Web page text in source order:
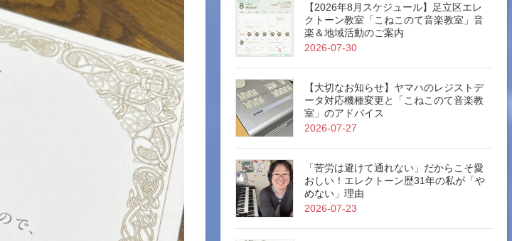
【2026年8月スケジュール】足立区エレ
クトーン教室「こねこのて音楽教室」音
楽＆地域活動のご案内
2026-07-30
【大切なお知らせ】ヤマハのレジストデ
ータ対応機種変更と「こねこのて音楽教
室」のアドバイス
2026-07-27
「苦労は避けて通れない」だからこそ愛
おしい！エレクトーン歴31年の私が「や
めない」理由
2026-07-23